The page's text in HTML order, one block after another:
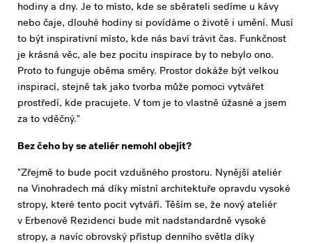
hodiny a dny. Je to místo, kde se sběrateli sedíme u kávy
nebo čaje, dlouhé hodiny si povídáme o životě i umění. Musí
to být inspirativní místo, kde nás baví trávit čas. Funkčnost
je krásná věc, ale bez pocitu inspirace by to nebylo ono.
Proto to funguje oběma směry. Prostor dokáže být velkou
inspirací, stejně tak jako tvorba může pomoci vytvářet
prostředí, kde pracujete. V tom je to vlastně úžasné a jsem
za to vděčný."
Bez čeho by se ateliér nemohl obejít?
"Zřejmě to bude pocit vzdušného prostoru. Nynější ateliér
na Vinohradech má díky místní architektuře opravdu vysoké
stropy, které tento pocit vytváří. Těším se, že nový ateliér
v Erbenově Rezidenci bude mít nadstandardně vysoké
stropy, a navíc obrovský přístup denního světla díky